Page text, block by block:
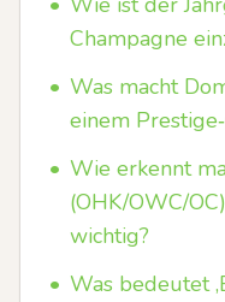
Champagne
• Was macht
einem
• Wie erkennt
(OHK/OWC/
wichtig?
• Was bedeutet